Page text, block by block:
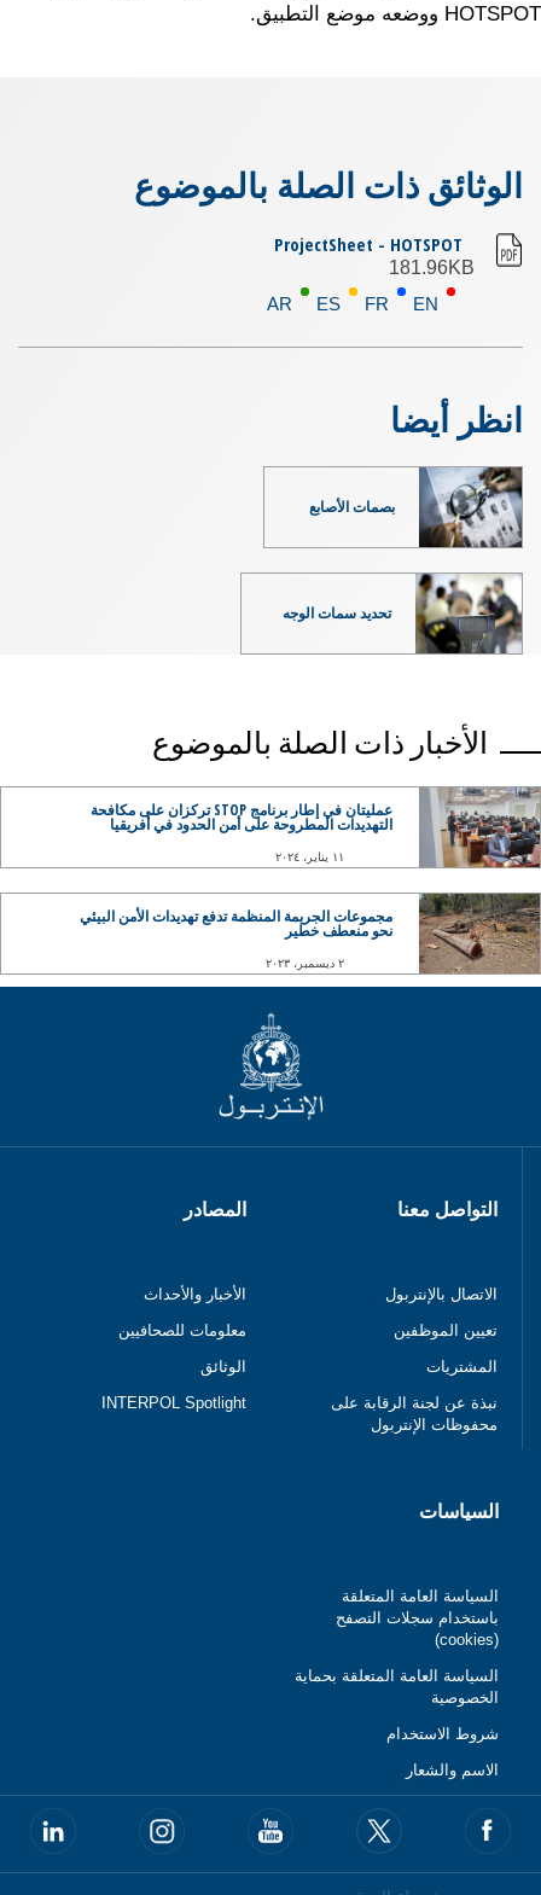
HOTSPOT ووضعه موضع التطبيق.
الوثائق ذات الصلة بالموضوع
ProjectSheet - HOTSPOT
181.96KB
EN
FR
ES
AR
انظر أيضا
بصمات الأصابع
تحديد سمات الوجه
الأخبار ذات الصلة بالموضوع
عمليتان في إطار برنامج STOP تركزان على مكافحة
التهديدات المطروحة على أمن الحدود في أفريقيا
١١ يناير، ٢٠٢٤
مجموعات الجريمة المنظمة تدفع تهديدات الأمن البيئي
نحو منعطف خطير
٢ ديسمبر، ٢٠٢٣
التواصل معنا
الاتصال بالإنتربول
تعيين الموظفين
المشتريات
نبذة عن لجنة الرقابة على
محفوظات الإنتربول
المصادر
الأخبار والأحداث
معلومات للصحافيين
الوثائق
INTERPOL Spotlight
السياسات
السياسة العامة المتعلقة
باستخدام سجلات التصفح
(cookies)
السياسة العامة المتعلقة بحماية
الخصوصية
شروط الاستخدام
الاسم والشعار